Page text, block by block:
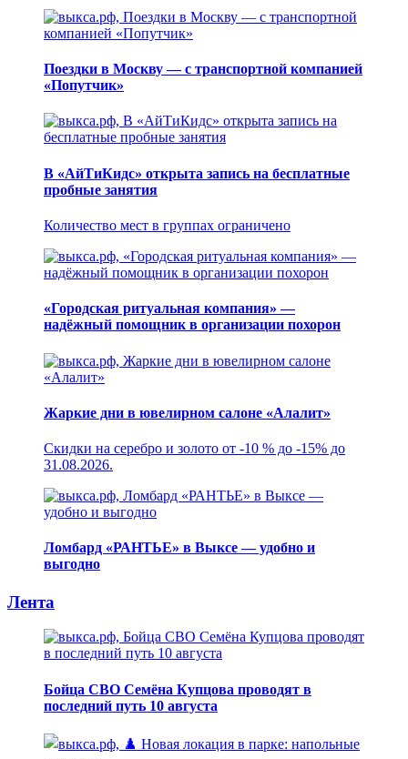
Поездки в Москву — с транспортной компанией
«Попутчик»
В «АйТиКидс» открыта запись на бесплатные
пробные занятия
Количество мест в группах ограничено
«Городская ритуальная компания» —
надёжный помощник в организации похорон
Жаркие дни в ювелирном салоне «Алалит»
Скидки на серебро и золото от -10 % до -15% до
31.08.2026.
Ломбард «РАНТЬЕ» в Выксе — удобно и
выгодно
Лента
Бойца СВО Семёна Купцова проводят в
последний путь 10 августа